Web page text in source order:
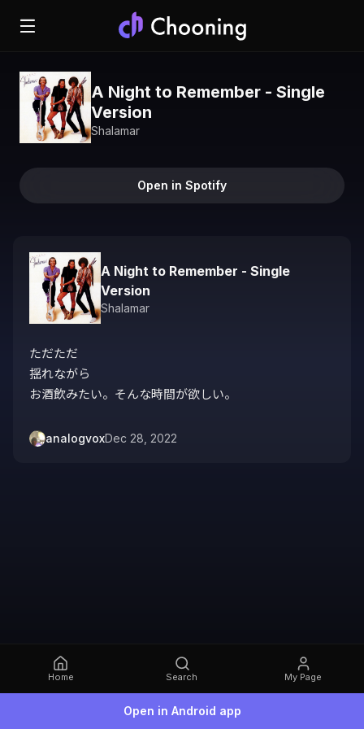
Home Search My Page
Open in Android app
A Night to Remember - Single
Version
Shalamar
Open in Spotify
A Night to Remember - Single
Version
Shalamar
ただただ
揺れながら
お酒飲みたい。そんな時間が欲しい。
analogvoxDec 28, 2022